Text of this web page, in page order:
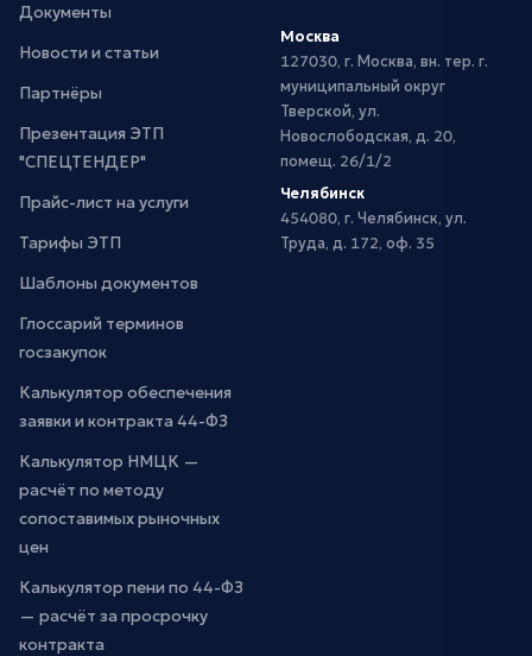
Документы
Новости и статьи
Партнёры
Презентация ЭТП
"СПЕЦТЕНДЕР"
Прайс-лист на услуги
Тарифы ЭТП
Шаблоны документов
Глоссарий терминов
госзакупок
Калькулятор обеспечения
заявки и контракта 44-ФЗ
Калькулятор НМЦК —
расчёт по методу
сопоставимых рыночных
цен
Калькулятор пени по 44-ФЗ
— расчёт за просрочку
контракта
Москва
127030, г. Москва, вн. тер. г.
муниципальный округ
Тверской, ул.
Новослободская, д. 20,
помещ. 26/1/2
Челябинск
454080, г. Челябинск, ул.
Труда, д. 172, оф. 35